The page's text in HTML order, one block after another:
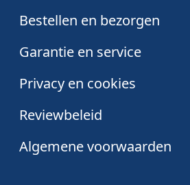
Bestellen en bezorgen
Garantie en service
Privacy en cookies
Reviewbeleid
Algemene voorwaarden